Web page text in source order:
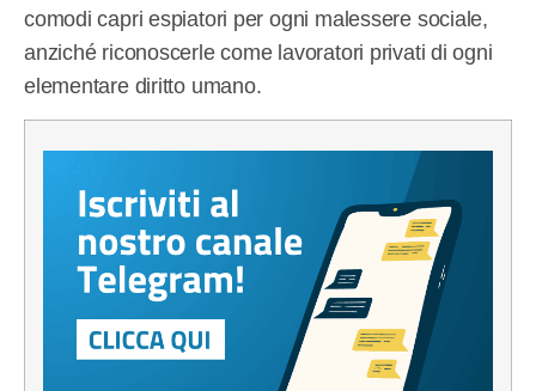
comodi capri espiatori per ogni malessere sociale,
anziché riconoscerle come lavoratori privati di ogni
elementare diritto umano.